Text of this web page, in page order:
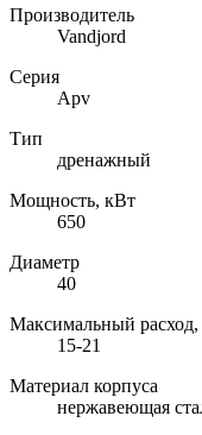
Производитель
Vandjord
Серия
Apv
Тип
дренажный
Мощность, кВт
650
Диаметр
40
Максимальный расход,
15-21
Материал корпуса
нержавеющая